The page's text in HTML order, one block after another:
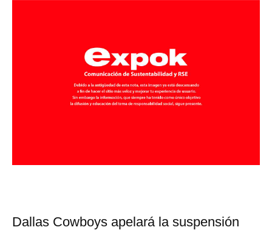
Dallas Cowboys apelará la suspensión